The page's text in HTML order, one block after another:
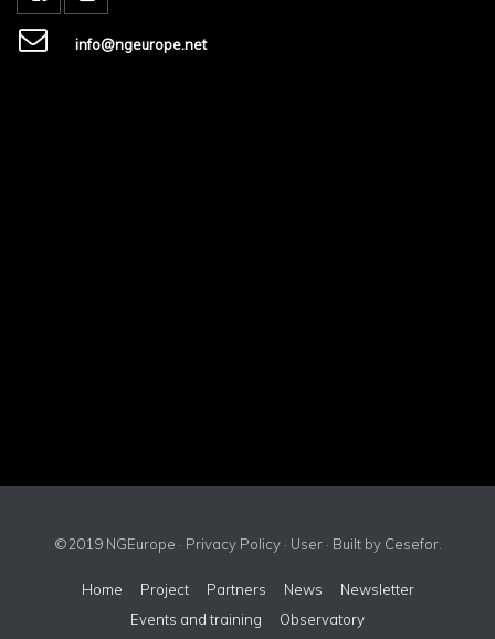
info@ngeurope.net
©2019 NGEurope · Privacy Policy· User· Built by Cesefor.
Home Project Partners News
Newsletter
Events and training
Observatory